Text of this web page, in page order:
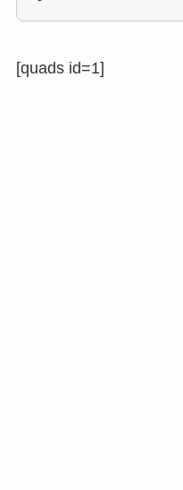
[quads id=1]